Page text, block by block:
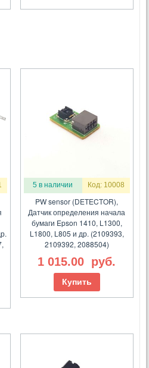
5 в наличии Код: 10008
PW sensor (DETECTOR),
Датчик определения начала
бумаги Epson 1410, L1300,
L1800, L805 и др. (2109393,
2109392, 2088504)
1 015.00 руб.
Купить